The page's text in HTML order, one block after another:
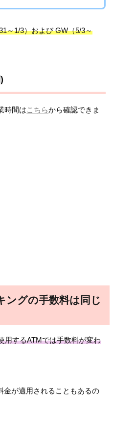
～1/3）および GW（5/3～
時間はこちらから確認できま
ングの手数料は同じ
用するATMでは手数料が変わ
金が適用されることもあるの